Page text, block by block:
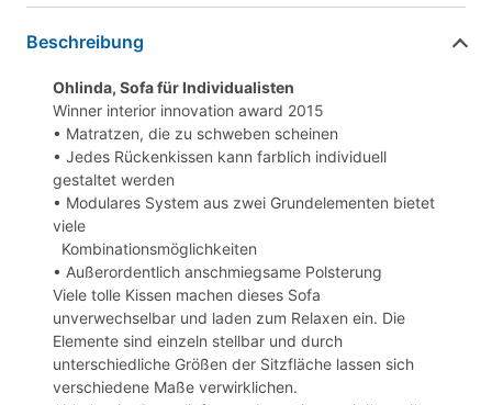
Beschreibung
Ohlinda, Sofa für Individualisten
Winner interior innovation award 2015
• Matratzen, die zu schweben scheinen
• Jedes Rückenkissen kann farblich individuell
gestaltet werden
• Modulares System aus zwei Grundelementen bietet
viele
Kombinationsmöglichkeiten
• Außerordentlich anschmiegsame Polsterung
Viele tolle Kissen machen dieses Sofa
unverwechselbar und laden zum Relaxen ein. Die
Elemente sind einzeln stellbar und durch
unterschiedliche Größen der Sitzfläche lassen sich
verschiedene Maße verwirklichen.